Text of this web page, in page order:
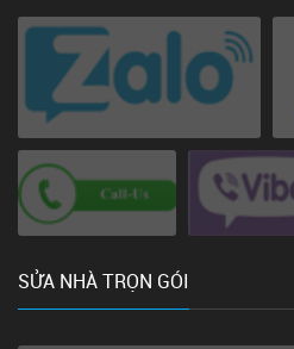
SỬA NHÀ TRỌN GÓI